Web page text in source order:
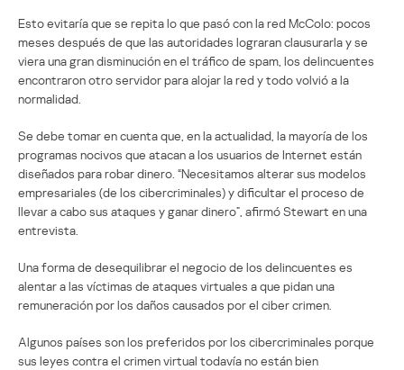
Esto evitaría que se repita lo que pasó con la red McColo: pocos
meses después de que las autoridades lograran clausurarla y se
viera una gran disminución en el tráfico de spam, los delincuentes
encontraron otro servidor para alojar la red y todo volvió a la
normalidad.
Se debe tomar en cuenta que, en la actualidad, la mayoría de los
programas nocivos que atacan a los usuarios de Internet están
diseñados para robar dinero. “Necesitamos alterar sus modelos
empresariales (de los cibercriminales) y dificultar el proceso de
llevar a cabo sus ataques y ganar dinero”, afirmó Stewart en una
entrevista.
Una forma de desequilibrar el negocio de los delincuentes es
alentar a las víctimas de ataques virtuales a que pidan una
remuneración por los daños causados por el ciber crimen.
Algunos países son los preferidos por los cibercriminales porque
sus leyes contra el crimen virtual todavía no están bien